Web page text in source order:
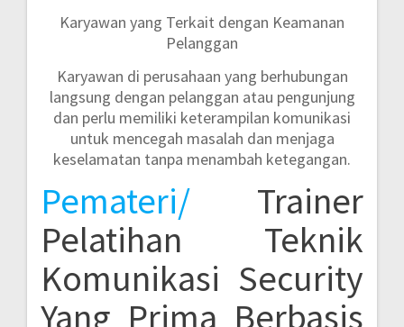
Karyawan yang Terkait dengan Keamanan
Pelanggan
Karyawan di perusahaan yang berhubungan
langsung dengan pelanggan atau pengunjung
dan perlu memiliki keterampilan komunikasi
untuk mencegah masalah dan menjaga
keselamatan tanpa menambah ketegangan.
Pemateri/ Trainer
Pelatihan Teknik
Komunikasi Security
Yang Prima Berbasis